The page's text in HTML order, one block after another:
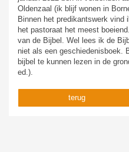
Oldenzaal (ik blijf wonen in
Binnen het predikantswerk
het pastoraat het meest
van de Bijbel. Wel lees ik de
niet als een geschiedenisboek.
bijbel te kunnen lezen in de
ed.).
terug